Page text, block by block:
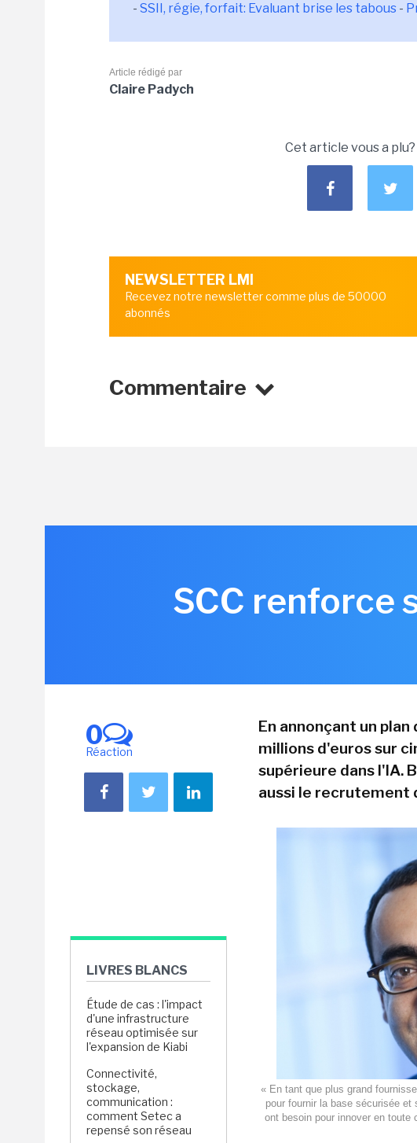
- SSII, régie, forfait: Evaluant brise les tabous -
Article rédigé par
Claire Padych
Cet article vous a plu?
NEWSLETTER LMI
Recevez notre newsletter comme plus de 50000
abonnés
Commentaire
SCC renforce
0
Réaction
LIVRES BLANCS
Étude de cas : l'impact
d'une infrastructure
réseau optimisée sur
l'expansion de Kiabi
Connectivité,
stockage,
communication :
comment Setec a
repensé son réseau
En annonçant un
millions d'euros sur
supérieure dans l'IA.
aussi le recrutement
« En tant que plus grand
pour fournir la base sécurisée
ont besoin pour innover en toute